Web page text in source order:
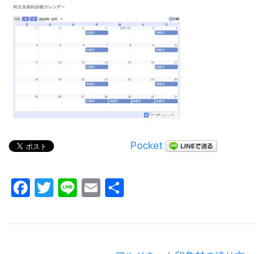
Pocket
Facebook
Twitter
LineEmail